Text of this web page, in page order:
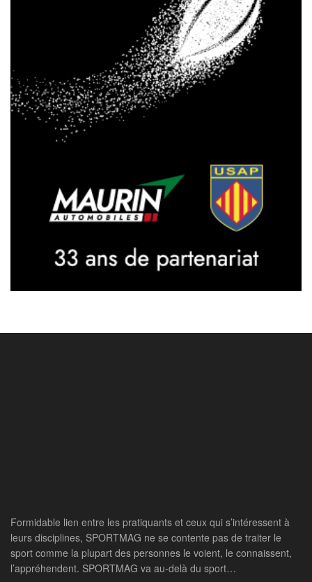
Formidable lien entre les pratiquants et ceux qui s’intéressent à
leurs disciplines, SPORTMAG ne se contente pas de traiter le
sport comme la plupart des personnes le voient, le connaissent,
l’appréhendent. SPORTMAG va au-delà du sport…